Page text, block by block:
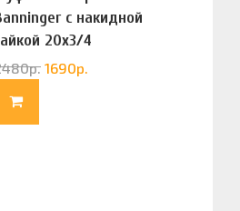
с накидной
20х3/4
р. 1690р.